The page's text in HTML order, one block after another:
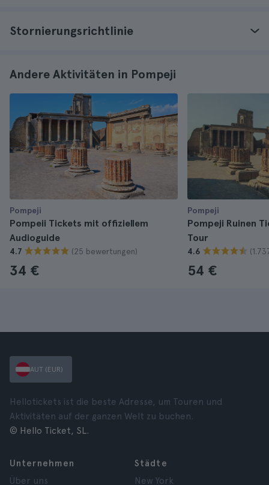
Stornierungsrichtlinie
Andere Aktivitäten in Pompeji
Pompeji
Pompeii Tickets mit offiziellem
Audioguide
4.7 (25 bewertungen)
34 €
Pompeji
Pompeji Ruinen
Tour
4.6
54 €
AUT (EUR)
Hellotickets ist die beste Adresse, um Touren und
Aktivitäten auf der ganzen Welt zu buchen.
© Hello Ticket, SL.
Unternehmen
Über uns
Städte
New York